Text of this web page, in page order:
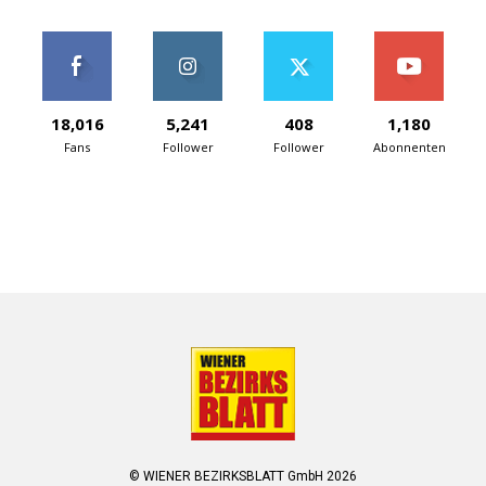
18,016
Fans
5,241
Follower
408
Follower
1,180
Abonnenten
© WIENER BEZIRKSBLATT GmbH 2026